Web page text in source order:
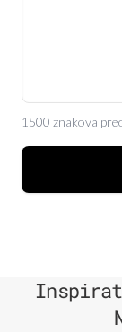
1500 znakova